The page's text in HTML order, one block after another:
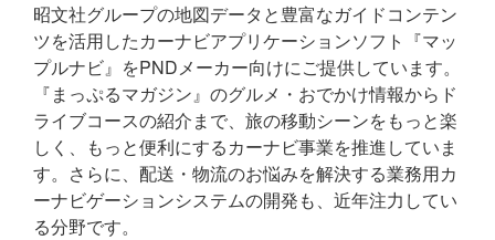
昭文社グループの地図データと豊富なガイドコンテン
ツを活用したカーナビアプリケーションソフト『マッ
プルナビ』をPNDメーカー向けにご提供しています。
『まっぷるマガジン』のグルメ・おでかけ情報からド
ライブコースの紹介まで、旅の移動シーンをもっと楽
しく、もっと便利にするカーナビ事業を推進していま
す。さらに、配送・物流のお悩みを解決する業務用カ
ーナビゲーションシステムの開発も、近年注力してい
る分野です。